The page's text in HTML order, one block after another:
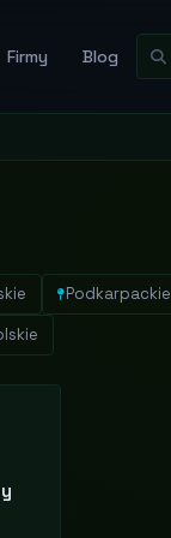
Firmy Blog
Podkarpackie